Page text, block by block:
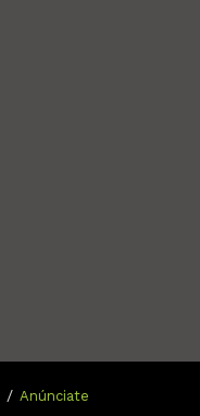
Anúnciate